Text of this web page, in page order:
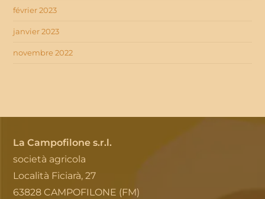
février 2023
janvier 2023
novembre 2022
La Campofilone s.r.l.
società agricola
Località Ficiarà, 27
63828 CAMPOFILONE (FM)